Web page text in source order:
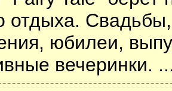
отдыха.
юбилеи,
вечеринки.